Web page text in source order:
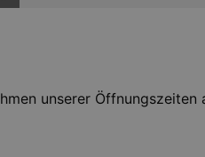
unserer